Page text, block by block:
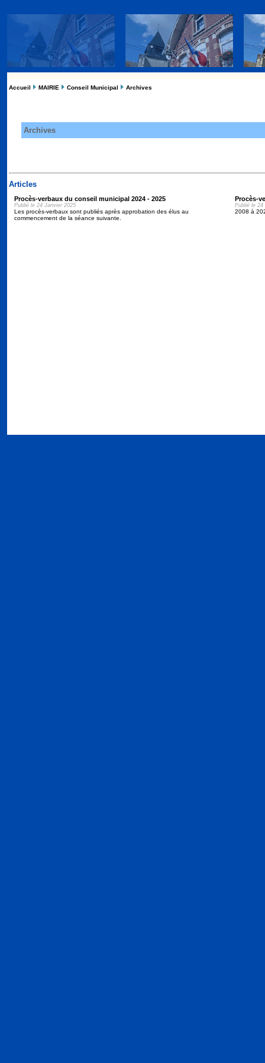
Accueil MAIRIE Conseil Municipal Archives
Archives
Articles
Procès-verbaux du conseil municipal 2024 - 2025
Publié le 24 Janvier 2025
Les procès-verbaux sont publiés après approbation des élus au
commencement de la séance suivante.
Procès-
Publié le 24
2008 à